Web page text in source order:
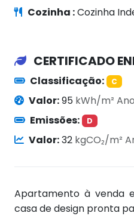
Cozinha :Cozinha
CERTIFICADO
Classificação: C
Valor:95 kWh/m² Ano
Emissões:
D
Valor:32 kgCO₂/m²
Apartamento à venda
casa de design pronta